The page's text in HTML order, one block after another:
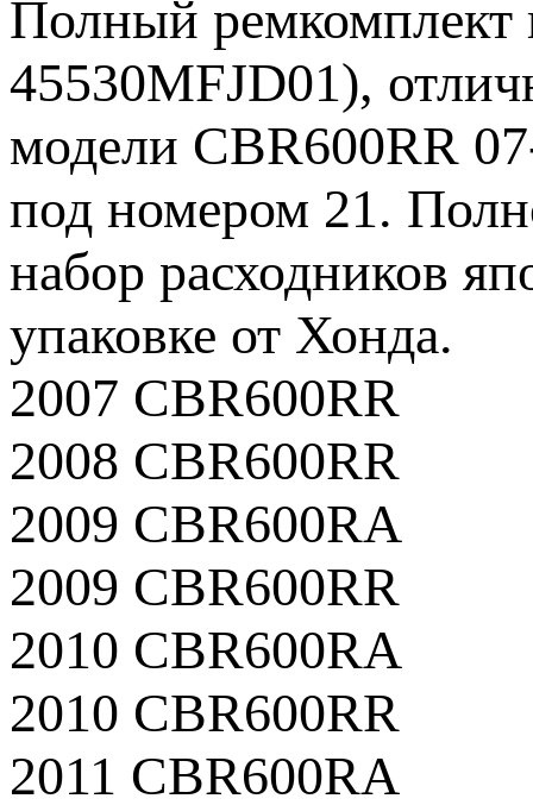
Полный ремкомплект
45530MFJD01),
модели CBR600RR
под номером 21.
набор расходников
упаковке от Хонда.
2007 CBR600RR
2008 CBR600RR
2009 CBR600RA
2009 CBR600RR
2010 CBR600RA
2010 CBR600RR
2011 CBR600RA